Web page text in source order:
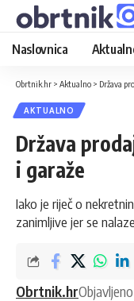
Naslovnica
Obrtnik.hr > Aktualno > Država
AKTUALNO
Država
i garaže
Iako je riječ o
zanimljive jer se
Obrtnik.hr